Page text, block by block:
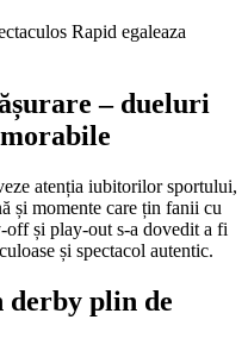
– dueluri
atenția iubitorilor sportului,
și momente care țin fanii cu
off și play-out s-a dovedit a fi
și spectacol autentic.
derby plin de